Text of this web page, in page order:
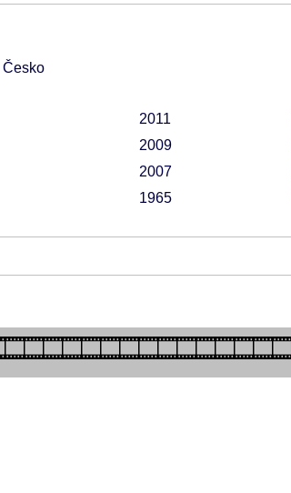
Česko
2011
2009
2007
1965